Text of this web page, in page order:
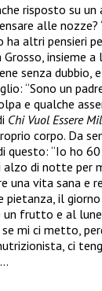
risposto su
alle
ha altri pensieri
insieme
senza dubbio,
“Sono un
e qualche
Chi Vuol Essere
corpo. Da
“Io ho
di notte per
una vita sana e
pietanza, il
un frutto e al
mi ci metto,
ci